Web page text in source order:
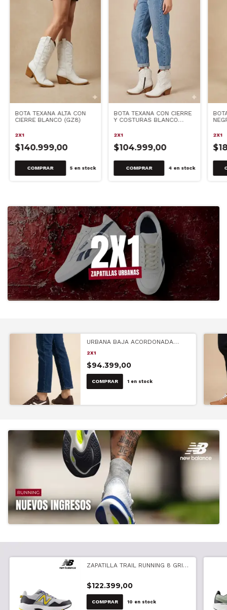
BOTA TEXANA ALTA CON
CIERRE BLANCO (GZ8)
2X1
$140.999,00
COMPRAR 5en stock
BOTA TEXANA CON CIERRE
Y COSTURAS BLANCO
2X1
$104.999,00
COMPRAR 4 en stock
2X1
URBANA BAJA ACORDONADA
2X1
$94.399,00
COMPRAR 1en stock
ZAPATILLA TRAIL RUNNING 8 GRIS
$122.399,00
COMPRAR 10 en stock